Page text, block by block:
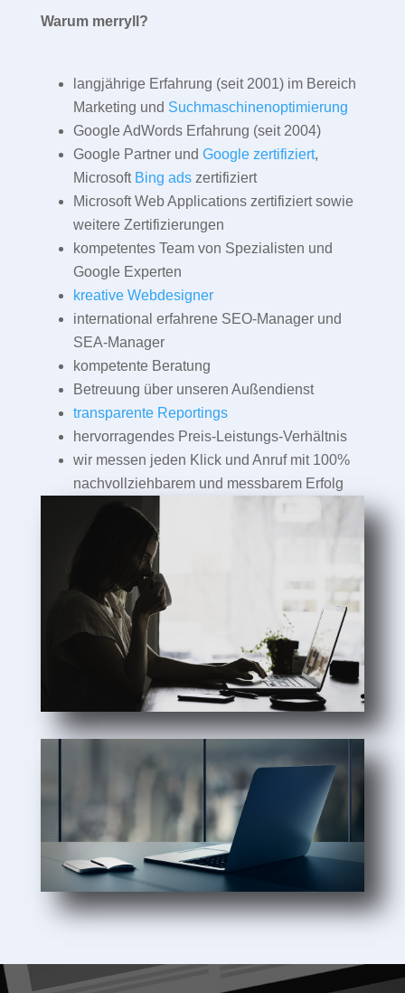
Warum merryll?
langjährige Erfahrung (seit 2001) im Bereich
Marketing und Suchmaschinenoptimierung
Google AdWords Erfahrung (seit 2004)
Google Partner und Google zertifiziert,
Microsoft Bing adszertifiziert
Microsoft Web Applications zertifiziert sowie
weitere Zertifizierungen
kompetentes Team von Spezialisten und
Google Experten
kreative Webdesigner
international erfahrene SEO-Manager und
SEA-Manager
kompetente Beratung
Betreuung über unseren Außendienst
transparente Reportings
hervorragendes Preis-Leistungs-Verhältnis
wir messen jeden Klick und Anruf mit 100%
nachvollziehbarem und messbarem Erfolg